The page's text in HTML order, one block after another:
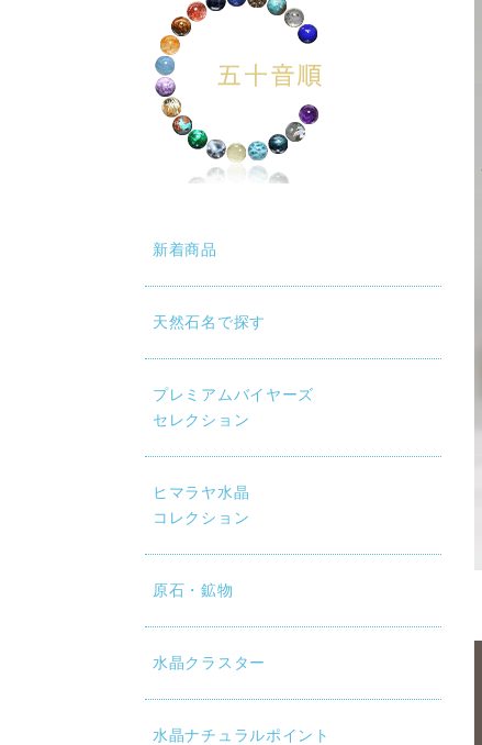
新着商品
天然石名で探す
プレミアムバイヤーズ
セレクション
ヒマラヤ水晶
コレクション
原石・鉱物
水晶クラスター
水晶ナチュラルポイント